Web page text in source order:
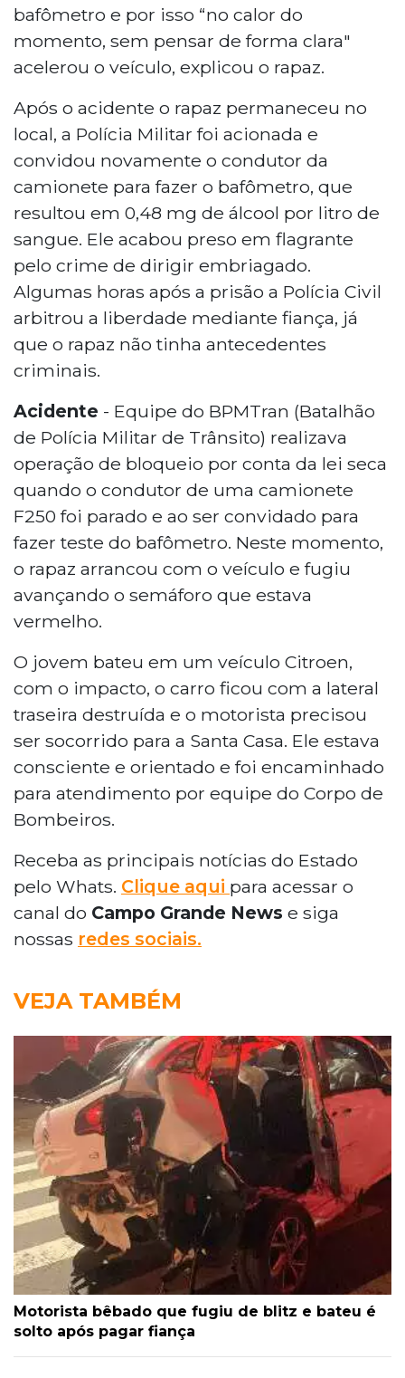
bafômetro e por isso “no calor do
momento, sem pensar de forma clara"
acelerou o veículo, explicou o rapaz.
Após o acidente o rapaz permaneceu no
local, a Polícia Militar foi acionada e
convidou novamente o condutor da
camionete para fazer o bafômetro, que
resultou em 0,48 mg de álcool por litro de
sangue. Ele acabou preso em flagrante
pelo crime de dirigir embriagado.
Algumas horas após a prisão a Polícia Civil
arbitrou a liberdade mediante fiança, já
que o rapaz não tinha antecedentes
criminais.
Acidente - Equipe do BPMTran (Batalhão
de Polícia Militar de Trânsito) realizava
operação de bloqueio por conta da lei seca
quando o condutor de uma camionete
F250 foi parado e ao ser convidado para
fazer teste do bafômetro. Neste momento,
o rapaz arrancou com o veículo e fugiu
avançando o semáforo que estava
vermelho.
O jovem bateu em um veículo Citroen,
com o impacto, o carro ficou com a lateral
traseira destruída e o motorista precisou
ser socorrido para a Santa Casa. Ele estava
consciente e orientado e foi encaminhado
para atendimento por equipe do Corpo de
Bombeiros.
Receba as principais notícias do Estado
pelo Whats. Clique aqui para acessar o
canal do Campo Grande News e siga
nossas redes sociais.
VEJA TAMBÉM
Motorista bêbado que fugiu de blitz e bateu é
solto após pagar fiança